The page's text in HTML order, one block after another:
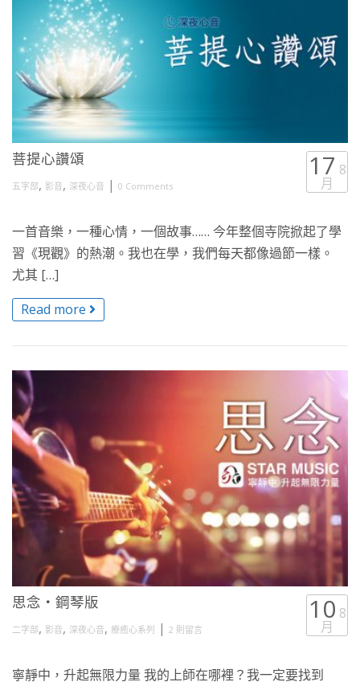
菩提心讚頌
五字部, 影音, 深夜心音 | 0 Comments
17 8
月
一首音樂，一種心情，一個故事…… 今年整個寺院掀起了學
習《現觀》的熱潮。我也在學，我們每天都像過節一樣。
尤其 […]
Read more
思念・鋼琴版
二字部, 影音, 深夜心音, 療癒心系列 | 2 則留言
10 8
月
寧靜中，升起無限力量 我的上師在哪裡？我一定要找到